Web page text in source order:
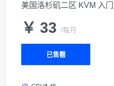
美国洛杉矶二区 KVM 入
￥ 33 /每月
已售罄